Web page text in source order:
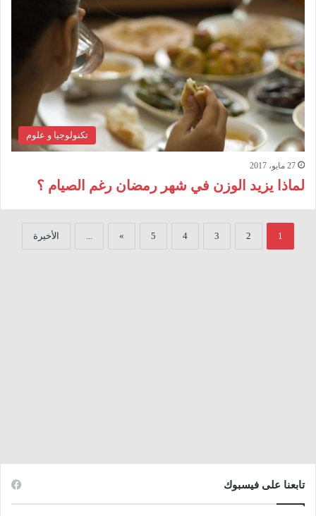
تكنولوجيا و علوم
27 مايو، 2017
لماذا يزيد الوزن في شهر رمضان رغم الصيام ؟
1
2
3
4
5
»
... الأخيرة
تابعنا على فيسبوك